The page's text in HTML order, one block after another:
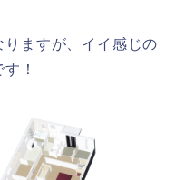
ますが、イイ感じの
！